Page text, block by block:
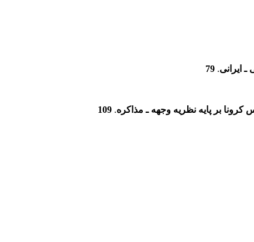
ایرانی.
79
بر پایه نظریه وجهه ـ مذاکره.
109